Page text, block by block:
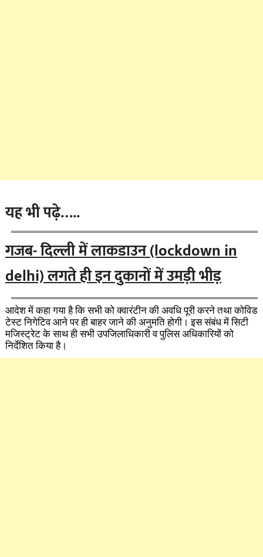
यह भी पढ़े…..
गजब- दिल्ली में लाकडाउन (lockdown in
delhi) लगते ही इन दुकानों में उमड़ी भीड़
आदेश में कहा गया है कि सभी को क्वारंटीन की अवधि पूरी करने तथा कोविड
टेस्ट निगेटिव आने पर ही बाहर जाने की अनुमति होगी। इस संबंध में सिटी
मजिस्ट्रेट के साथ ही सभी उपजिलाधिकारी व पुलिस अधिकारियों को
निर्देशित किया है।